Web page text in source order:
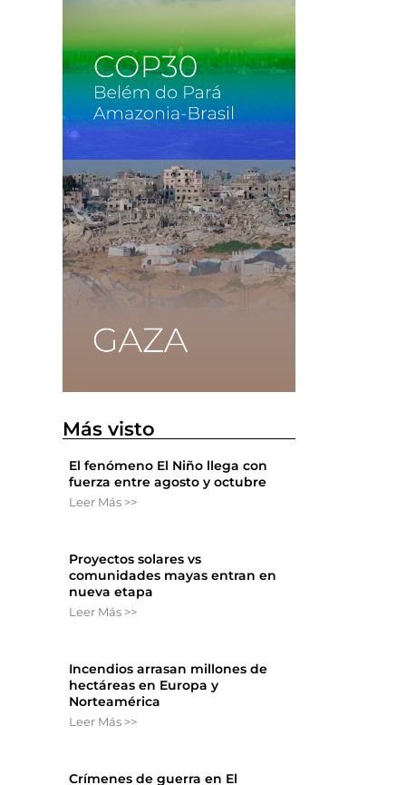
Más visto
El fenómeno El Niño llega con
fuerza entre agosto y octubre
Leer Más >>
Proyectos solares vs
comunidades mayas entran en
nueva etapa
Leer Más >>
Incendios arrasan millones de
hectáreas en Europa y
Norteamérica
Leer Más >>
Crímenes de guerra en El